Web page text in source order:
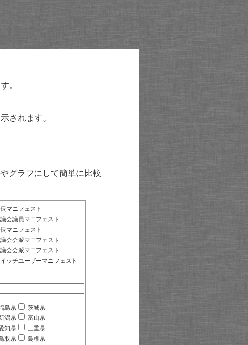
。
されます。
グラフにして簡単に比較
マニフェスト
議会議員マニフェスト
マニフェスト
会会派マニフェスト
会会派マニフェスト
ッチユーザーマニフェスト
島県
茨城県
潟県
富山県
知県
三重県
取県
島根県